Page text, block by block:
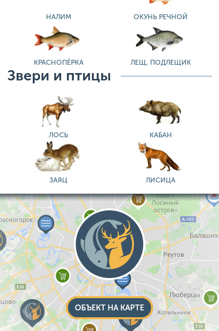
НАЛИМ ОКУНЬ РЕЧНОЙ
КРАСНОПЁРКА ЛЕЩ, ПОДЛЕЩИК
Звери и птицы
ЛОСЬ КАБАН
ЗАЯЦ ЛИСИЦА
ОБЪЕКТ НА КАРТЕ